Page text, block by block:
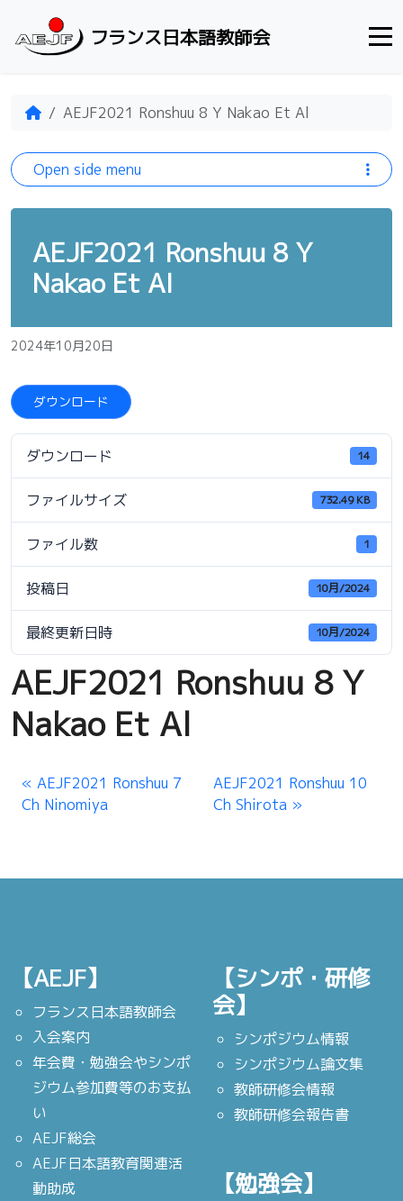
フランス日本語教師会
HomeAEJF2021 Ronshuu 8 Y Nakao Et Al
AEJF2021 Ronshuu 8 Y
Nakao Et Al
2024年10月20日
ダウンロード
ダウンロード 14
ファイルサイズ 732.49 KB
ファイル数 1
投稿日 10月/2024
最終更新日時 10月/2024
AEJF2021 Ronshuu 8 Y
Nakao Et Al
AEJF2021 Ronshuu 7
Ch Ninomiya
AEJF2021 Ronshuu 10
Ch Shirota
Open side menu
【AEJF】
フランス日本語教師会
入会案内
年会費・勉強会やシンポ
ジウム参加費等のお支払
い
AEJF総会
AEJF日本語教育関連活
動助成
【シンポ・研修
会】
シンポジウム情報
シンポジウム論文集
教師研修会情報
教師研修会報告書
【勉強会】